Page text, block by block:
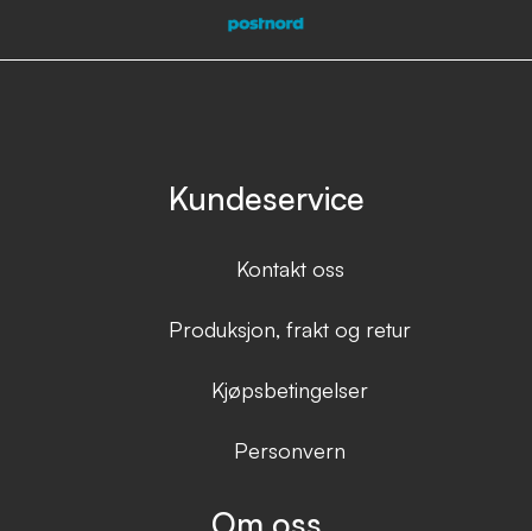
Kundeservice
Kontakt oss
Produksjon, frakt og retur
Kjøpsbetingelser
Personvern
Om oss